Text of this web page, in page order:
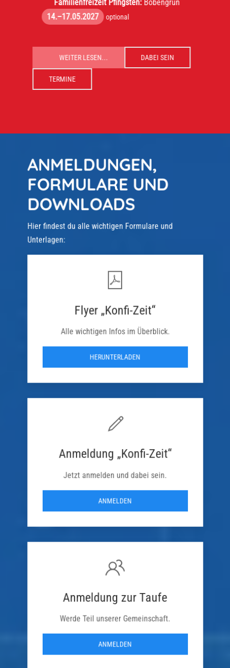
Familienfreizeit Pfingsten:Bobengrün
14.–17.05.2027
optional
WEITER LESEN... DABEI SEIN
TERMINE
ANMELDUNGEN,
FORMULARE UND
DOWNLOADS
Unterlagen:
Flyer „Konfi-Zeit“
Alle wichtigen Infos im Überblick.
HERUNTERLADEN
Anmeldung „Konfi-Zeit“
Jetzt anmelden und dabei sein.
ANMELDEN
Anmeldung zur Taufe
Werde Teil unserer Gemeinschaft.
ANMELDEN